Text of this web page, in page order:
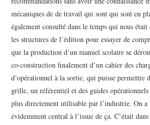
mécaniques de de travail qui sont qui sont en
également consulté dans le temps qui nous était
les structures de l’édition pour essayer de
que la production d’un manuel scolaire se
co-construction finalement d’un cahier des
d’opérationnel à la sortie, qui puisse permettre
grille, un référentiel et des guides
plus directement utilisable par l’industrie. On
évidemment central à l’issue de ça. C’était